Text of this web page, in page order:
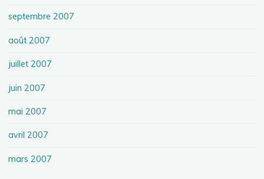
septembre 2007
août 2007
juillet 2007
juin 2007
mai 2007
avril 2007
mars 2007